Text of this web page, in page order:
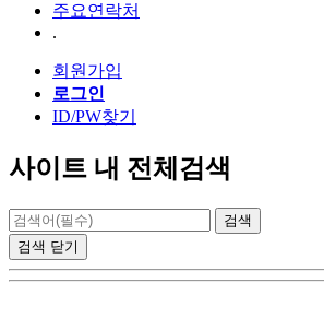
주요연락처
.
회원가입
로그인
ID/PW찾기
사이트 내 전체검색
검색 닫기